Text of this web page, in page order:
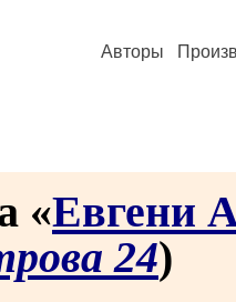
Авторы
«Евгени
24)